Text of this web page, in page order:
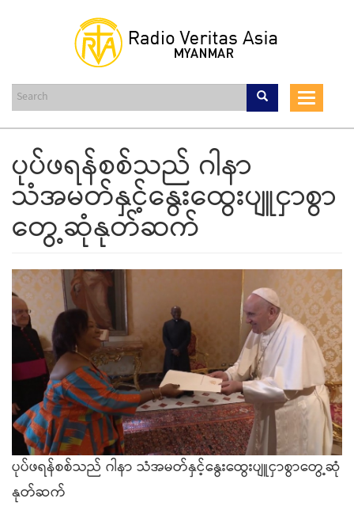
content
Toggle
ပုပ်ဖရန်စစ်သည် ဂါနာ
သံအမတ်နှင့်နွေးထွေးပျူငှာစွာ
တွေ့ဆုံနုတ်ဆက်
ပုပ်ဖရန်စစ်သည် ဂါနာ သံအမတ်နှင့်နွေးထွေးပျူငှာစွာတွေ့ဆုံ
နုတ်ဆက်